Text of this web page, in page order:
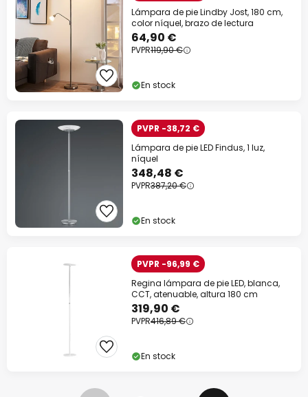
Lámpara de pie Lindby Jost, 180 cm,
color níquel, brazo de lectura
64,90 €
PVPR119,90 €
En stock
PVPR -38,72 €
Lámpara de pie LED Findus, 1 luz,
níquel
348,48 €
PVPR387,20 €
En stock
PVPR -96,99 €
Regina lámpara de pie LED, blanca,
CCT, atenuable, altura 180 cm
319,90 €
PVPR416,89 €
En stock